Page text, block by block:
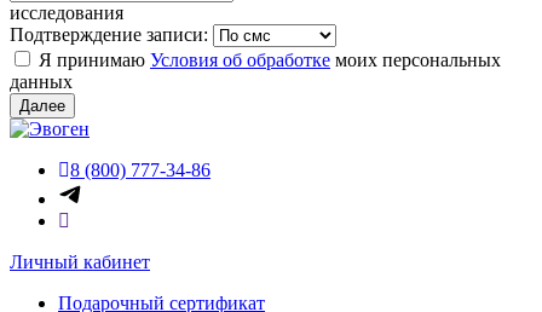
исследования
Подтверждение записи:
Я принимаю Условия об обработке моих персональных
данных
Далее
8 (800) 777-34-86
Личный кабинет
Подарочный сертификат